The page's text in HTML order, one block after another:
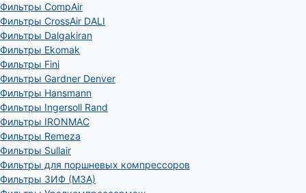
Фильтры CompAir
Фильтры CrossAir DALI
Фильтры Dalgakiran
Фильтры Ekomak
Фильтры Fini
Фильтры Gardner Denver
Фильтры Hansmann
Фильтры Ingersoll Rand
Фильтры IRONMAC
Фильтры Remeza
Фильтры Sullair
Фильтры для поршневых компрессоров
Фильтры ЗИФ (МЗА)